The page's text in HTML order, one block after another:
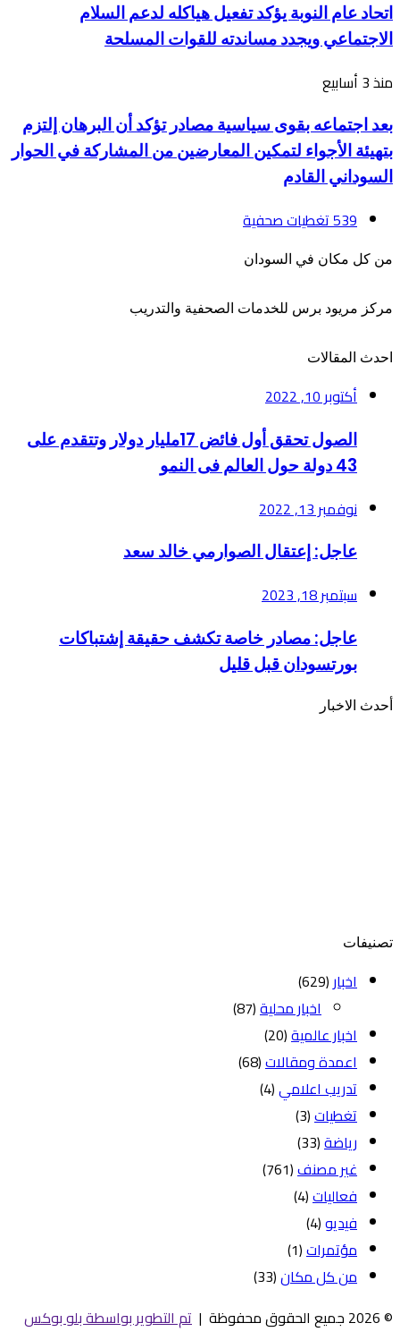
جيش
تحرير
السودان
الانتقالي
الصادق.
النوبة
يؤكد
تفعيل
لدعم
السلام
الاجتماعي
ويجدد
للقوات
اتحاد عام النوبة يؤكد تفعيل هياكله لدعم السلام
الاجتماعي ويجدد مساندته للقوات المسلحة
بعد
بقوى
سياسية
مصادر
تؤكد
البرهان
إلتزم
بتهيئة
الأجواء
المعارضين
المشاركة
الحوار
السوداني
القادم
منذ 3 أسابيع
بعد اجتماعه بقوى سياسية مصادر تؤكد أن البرهان إلتزم
بتهيئة الأجواء لتمكين المعارضين من المشاركة في الحوار
السوداني القادم
539تغطيات صحفية
من كل مكان في السودان
مركز مريود برس للخدمات الصحفية والتدريب
احدث المقالات
أكتوبر 10, 2022
الصول تحقق أول فائض 17مليار دولار وتتقدم على
43 دولة حول العالم فى النمو
نوفمبر 13, 2022
عاجل: إعتقال الصوارمي خالد سعد
سبتمبر 18, 2023
عاجل: مصادر خاصة تكشف حقيقة إشتباكات
بورتسودان قبل قليل
أحدث الاخبار
تصنيفات
اخبار (629)
اخبار محلية(87)
اخبار عالمية(20)
اعمدة ومقالات(68)
تدريب اعلامي(4)
تغطيات(3)
رياضة(33)
غير مصنف(761)
فعاليات(4)
فيديو(4)
مؤتمرات(1)
من كل مكان(33)
© 2026 جميع الحقوق محفوظة |
تم التطوير بواسطة بلو بوكس